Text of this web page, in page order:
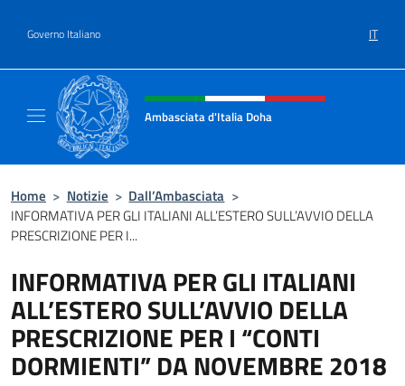
Governo Italiano IT
Intestazione sito, social e menù
Ambasciata d'Italia Doha
Home > Notizie > Dall’Ambasciata >
INFORMATIVA PER GLI ITALIANI ALL’ESTERO SULL’AVVIO DELLA
PRESCRIZIONE PER I...
INFORMATIVA PER GLI ITALIANI
ALL’ESTERO SULL’AVVIO DELLA
PRESCRIZIONE PER I “CONTI
DORMIENTI” DA NOVEMBRE 2018